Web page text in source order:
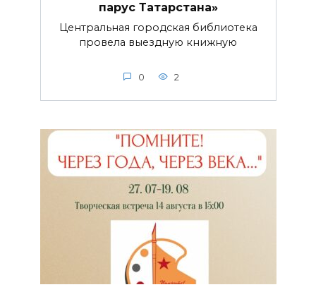
парус Татарстана»
Центральная городская библиотека
провела выездную книжную
0 2